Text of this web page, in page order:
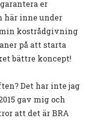
er
här inne under
min kostrådgivning
på att starta
bättre koncept!
Det har inte jag
gav mig och
att det är BRA